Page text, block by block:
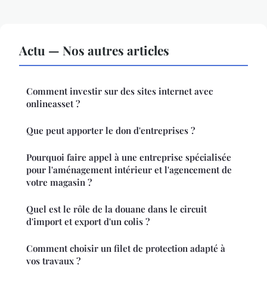
Actu — Nos autres articles
Comment investir sur des sites internet avec
onlineasset ?
Que peut apporter le don d'entreprises ?
Pourquoi faire appel à une entreprise spécialisée
pour l'aménagement intérieur et l'agencement de
votre magasin ?
Quel est le rôle de la douane dans le circuit
d'import et export d'un colis ?
Comment choisir un filet de protection adapté à
vos travaux ?